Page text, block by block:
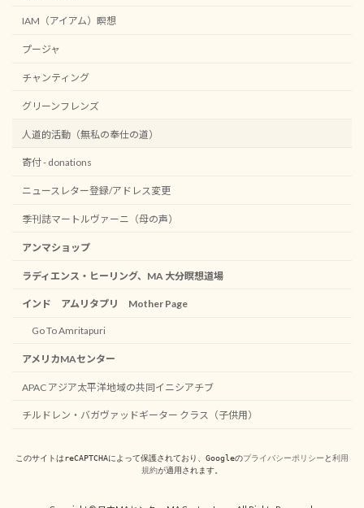
IAM（アイアム）瞑想
プージャ
チャンティング
グリーンフレンズ
人道的活動（無私の奉仕の道）
寄付 - donations
ニュースレター登録/アドレス変更
季刊誌マートルヴァーニ（母の声）
アンマショップ
ラディエンス・ヒーリング、MA 大分瞑想道場
インド アムリタプリ Mother Page
Go To Amritapuri
アメリカMAセンター
APAC アジア太平洋地域の共同イニシアチブ
チルドレン・バガヴァッドギーター クラス（子供用）
このサイトはreCAPTCHAによって保護されており、Googleのプライバシーポリシー と利用
規約が適用されます。